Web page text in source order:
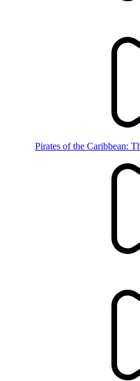
Pirates of the Caribbean: